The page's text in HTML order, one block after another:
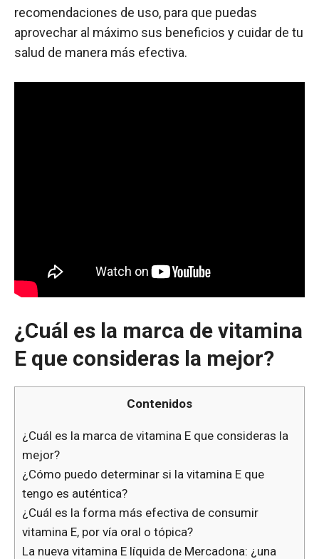
recomendaciones de uso, para que puedas
aprovechar al máximo sus beneficios y cuidar de tu
salud de manera más efectiva.
¿Cuál es la marca de vitamina
E que consideras la mejor?
Contenidos
¿Cuál es la marca de vitamina E que consideras la
mejor?
¿Cómo puedo determinar si la vitamina E que
tengo es auténtica?
¿Cuál es la forma más efectiva de consumir
vitamina E, por vía oral o tópica?
La nueva vitamina E líquida de Mercadona: ¿una